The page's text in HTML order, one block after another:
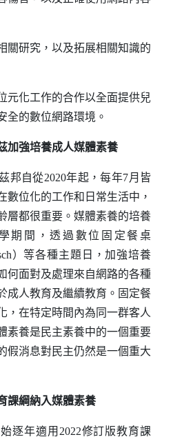
研究，以及拓展相關知識的
化工作的合作以全面提供兒
全的數位網路環境。
加強培養成人媒體素養
自從2020年起，每年7月皆
數位化的工作和日常生活中，
層都很重要。媒體素養的培養
期間，透過數位固定餐桌
）等各種主題日，加強培養
何面對及處理來自網路的各種
成人教育及繼續教育。固定餐
，在特定時間內為同一群客人
素養是民主素養中的一個重要
假消息對民主仍然是一個重大
課綱納入媒體素養
年適用2022修訂版教育課